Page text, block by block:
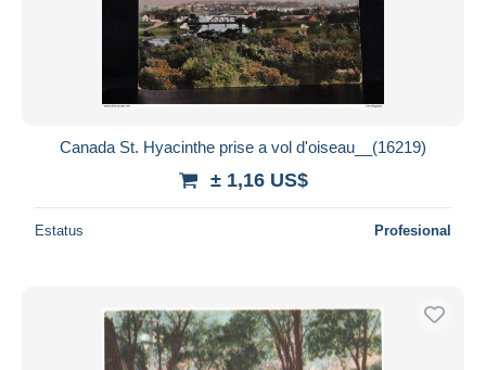
Canada St. Hyacinthe prise a vol d'oiseau__(16219)
± 1,16 US$
Estatus Profesional